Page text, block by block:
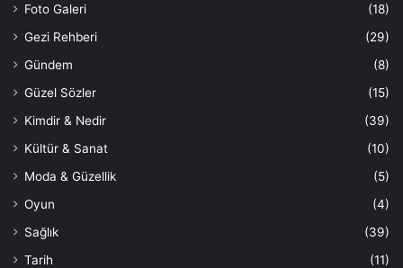
Foto Galeri
(18)
Gezi Rehberi
(29)
Gündem
(8)
Güzel Sözler
(15)
Kimdir & Nedir
(39)
Kültür & Sanat
(10)
Moda & Güzellik
(5)
Oyun
(4)
Sağlık
(39)
Tarih
(11)